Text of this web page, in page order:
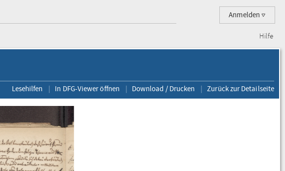
Anmelden
Hilfe
Lesehilfen In DFG-Viewer öffnen Download / Drucken Zurück zur Detailseite